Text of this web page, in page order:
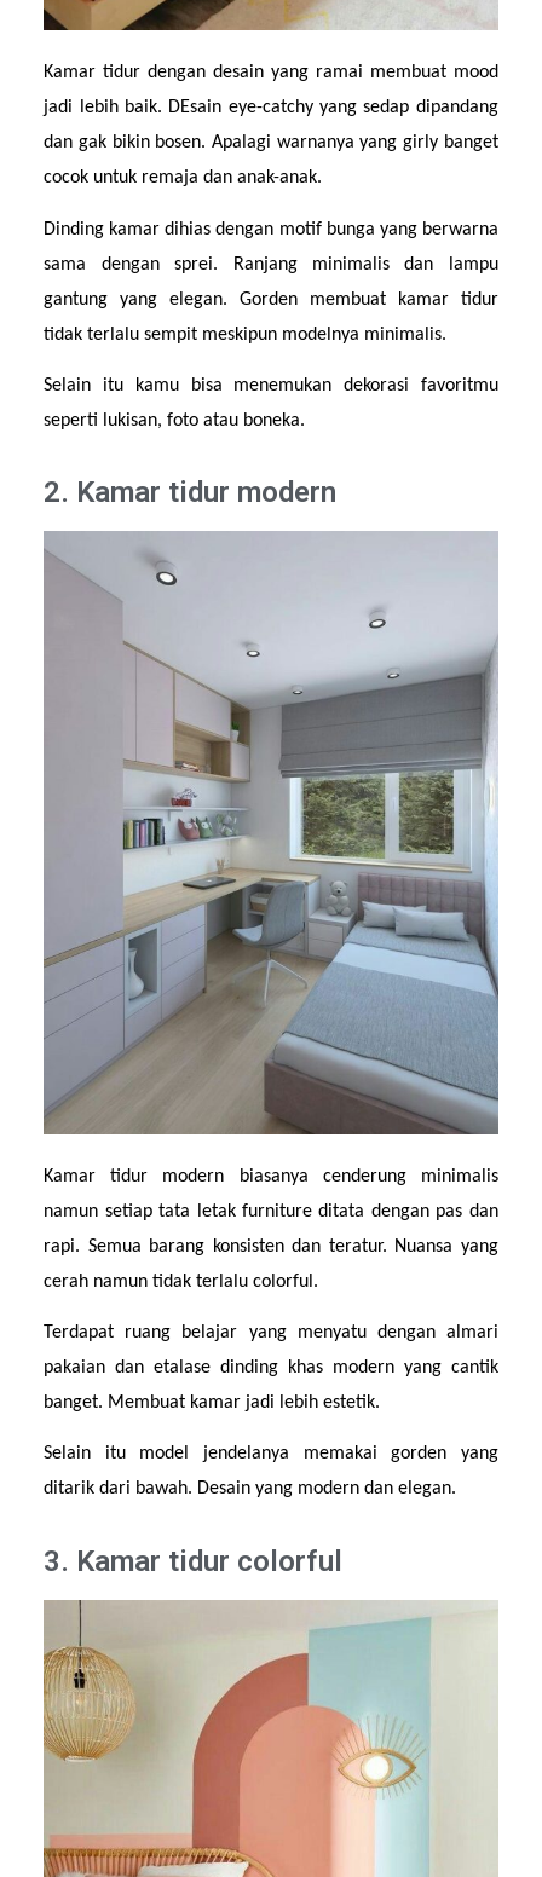
Kamar tidur dengan desain yang ramai membuat mood
jadi lebih baik. DEsain eye-catchy yang sedap dipandang
dan gak bikin bosen. Apalagi warnanya yang girly banget
cocok untuk remaja dan anak-anak.
Dinding kamar dihias dengan motif bunga yang berwarna
sama dengan sprei. Ranjang minimalis dan lampu
gantung yang elegan. Gorden membuat kamar tidur
tidak terlalu sempit meskipun modelnya minimalis.
Selain itu kamu bisa menemukan dekorasi favoritmu
seperti lukisan, foto atau boneka.
2. Kamar tidur modern
Kamar tidur modern biasanya cenderung minimalis
namun setiap tata letak furniture ditata dengan pas dan
rapi. Semua barang konsisten dan teratur. Nuansa yang
cerah namun tidak terlalu colorful.
Terdapat ruang belajar yang menyatu dengan almari
pakaian dan etalase dinding khas modern yang cantik
banget. Membuat kamar jadi lebih estetik.
Selain itu model jendelanya memakai gorden yang
ditarik dari bawah. Desain yang modern dan elegan.
3. Kamar tidur colorful